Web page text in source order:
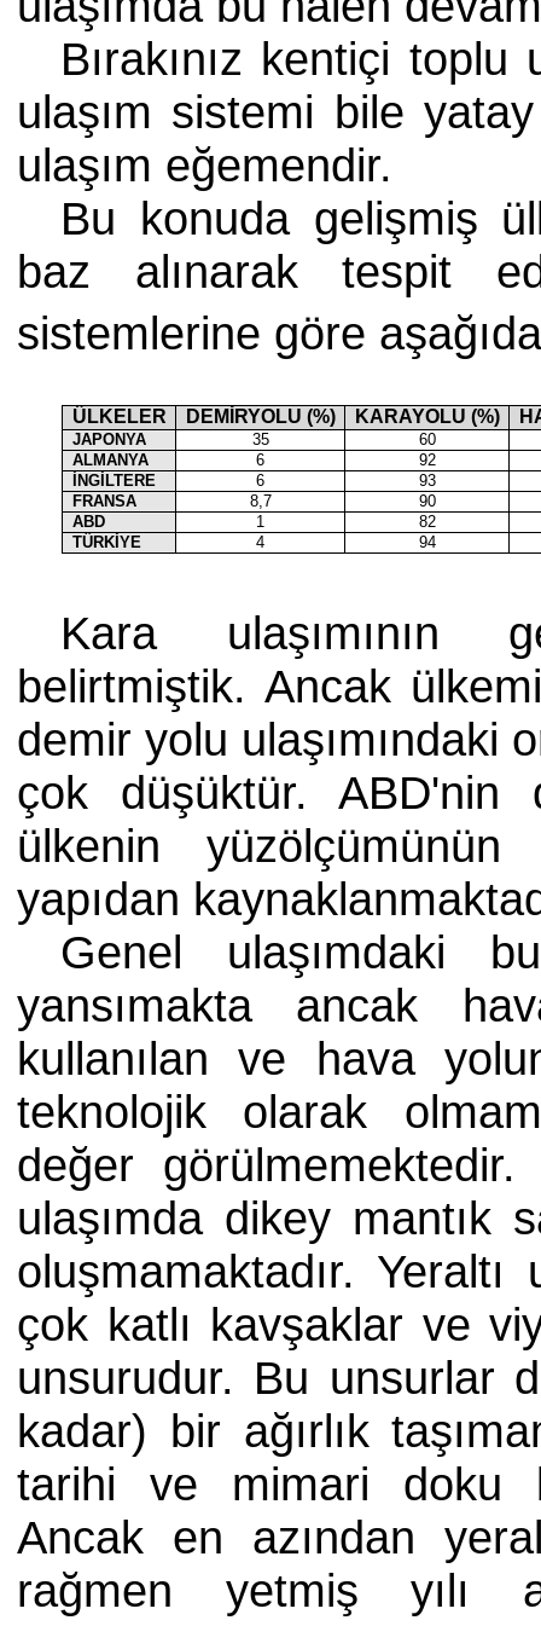
Bırakınız kentiçi
ulaşım sistemi bile
ulaşım eğemendir.
Bu konuda gelişmiş
baz alınarak tespit
sistemlerine göre
ÜLKELER DEMİRYOLU (%) KARAYOLU (%)
JAPONYA 35
60
ALMANYA
6
92
İNGİLTERE
6
93
FRANSA
8,7
90
ABD
1
82
TÜRKİYE
4 94
Kara ulaşımının
belirtmiştik. Ancak
demir yolu ulaşımındaki
çok düşüktür. ABD'nin
ülkenin
yapıdan
Genel ulaşımdaki
yansımakta ancak
kullanılan ve hava
teknolojik olarak
değer
ulaşımda dikey mantık
oluşmamaktadır.
çok katlı kavşaklar ve
unsurudur. Bu unsurlar
kadar) bir ağırlık
tarihi ve mimari doku
Ancak en azından
rağmen yetmiş yılı